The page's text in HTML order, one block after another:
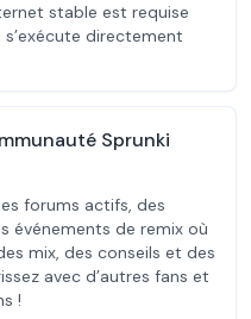
stable est requise
directement
Sprunki
forums actifs, des
événements de remix où
mix, des conseils et des
avec d’autres fans et
!